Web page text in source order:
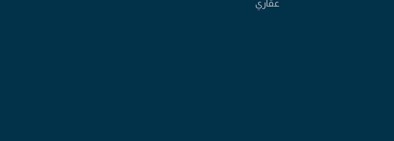
عقاري